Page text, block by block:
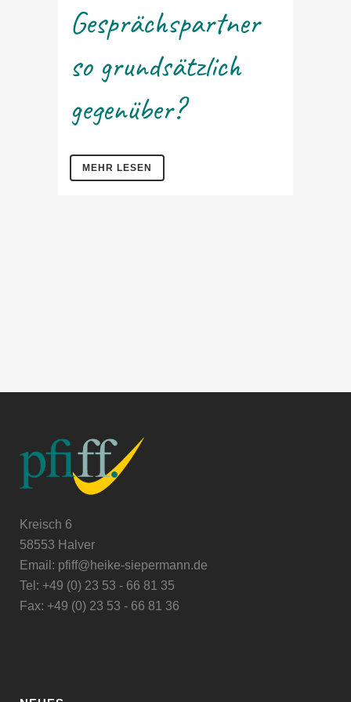
Gesprächspartner
so grundsätzlich
gegenüber?
MEHR LESEN
Kreisch 6
58553 Halver
Email: pfiff@heike-siepermann.de
Tel: +49 (0) 23 53 - 66 81 35
Fax: +49 (0) 23 53 - 66 81 36